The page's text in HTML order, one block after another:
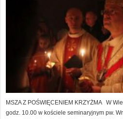
MSZA Z POŚWIĘCENIEM KRZYŻMA W
godz. 10.00 w kościele seminaryjnym pw.